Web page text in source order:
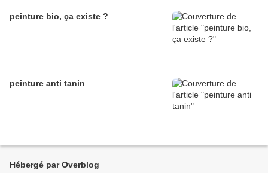
peinture bio, ça existe ?
peinture anti tanin
Hébergé par Overblog